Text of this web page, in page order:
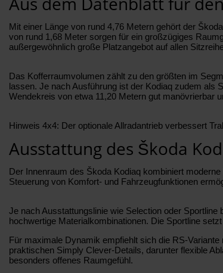
Mit einer Länge von rund 4,76 Metern gehört der
von rund 1,68 Meter sorgen für ein großzügiges
außergewöhnlich große Platzangebot auf allen
Das Kofferraumvolumen zählt zu den größten im
lassen. Je nach Ausführung ist der Kodiaq zudem als
Wendekreis von etwa 11,20 Metern gut manövrierbar
Hinweis 4x4: Der optionale Allradantrieb verbessert
Ausstattung des Škoda
Der Innenraum des Škoda Kodiaq kombiniert
Steuerung von Komfort- und Fahrzeugfunktionen
Je nach Ausstattungslinie wie Selection oder
hochwertige Materialkombinationen. Die Sportline
Für maximale Dynamik empfiehlt sich die RS-
praktischen Simply Clever-Details, darunter flexible
besonders offenes Raumgefühl.